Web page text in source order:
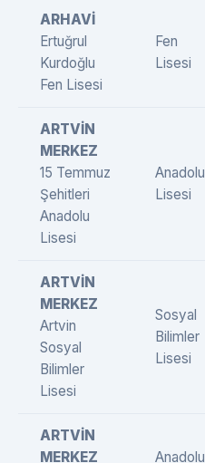
ARHAVİ
Ertuğrul
Kurdoğlu
Fen Lisesi
Fen
Lisesi
ARTVİN
MERKEZ
15 Temmuz
Şehitleri
Anadolu
Lisesi
Anadolu
Lisesi
ARTVİN
MERKEZ
Artvin
Sosyal
Bilimler
Lisesi
Sosyal
Bilimler
Lisesi
ARTVİN
MERKEZ
Anadolu